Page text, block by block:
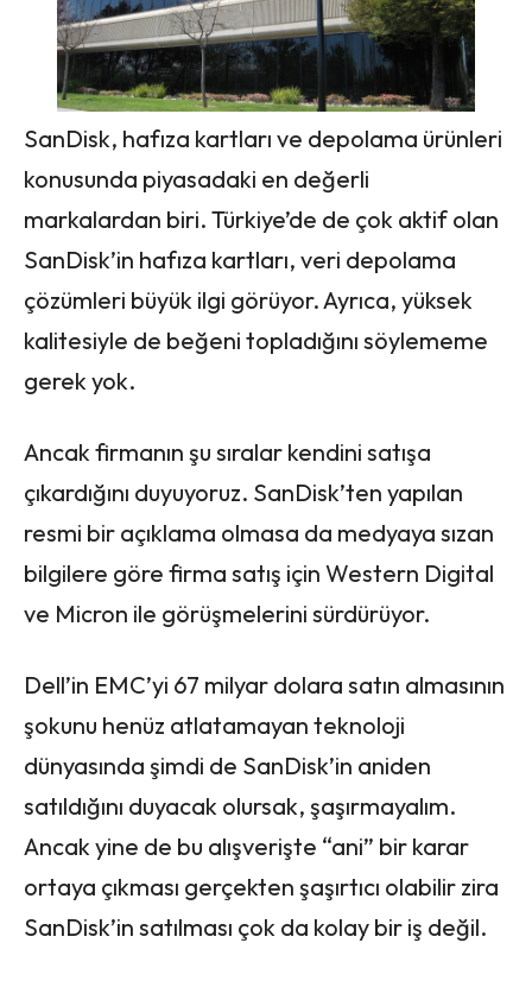
SanDisk, hafıza kartları ve depolama ürünleri
konusunda piyasadaki en değerli
markalardan biri. Türkiye’de de çok aktif olan
SanDisk’in hafıza kartları, veri depolama
çözümleri büyük ilgi görüyor. Ayrıca, yüksek
kalitesiyle de beğeni topladığını söylememe
gerek yok.
Ancak firmanın şu sıralar kendini satışa
çıkardığını duyuyoruz. SanDisk’ten yapılan
resmi bir açıklama olmasa da medyaya sızan
bilgilere göre firma satış için Western Digital
ve Micron ile görüşmelerini sürdürüyor.
Dell’in EMC’yi 67 milyar dolara satın almasının
şokunu henüz atlatamayan teknoloji
dünyasında şimdi de SanDisk’in aniden
satıldığını duyacak olursak, şaşırmayalım.
Ancak yine de bu alışverişte “ani” bir karar
ortaya çıkması gerçekten şaşırtıcı olabilir zira
SanDisk’in satılması çok da kolay bir iş değil.